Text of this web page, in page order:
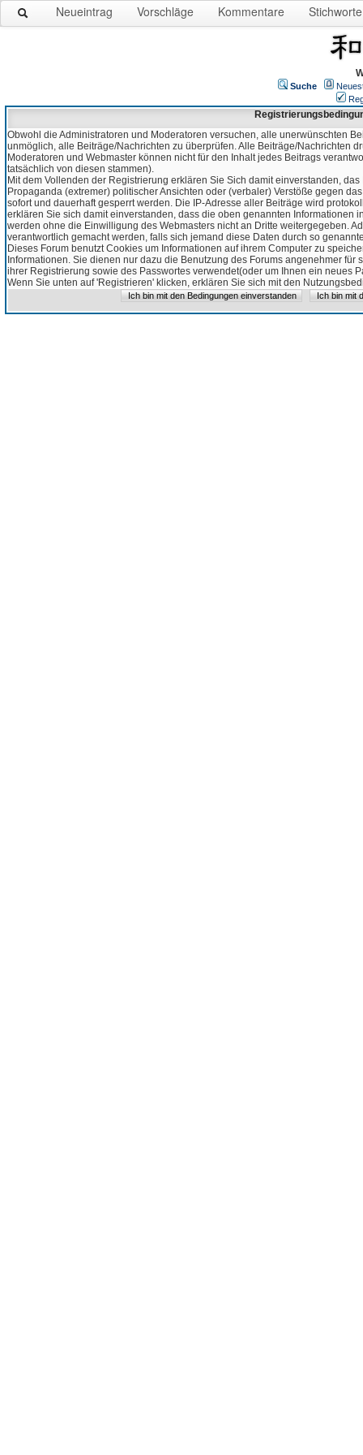
Neueintrag Vorschläge Kommentare Stichworte
Suche
Obwohl die Administratoren und Moderatoren versuchen, alle unerwünschten
unmöglich, alle Beiträge/Nachrichten zu überprüfen. Alle Beiträge/Nachrichten
Moderatoren und Webmaster können nicht für den Inhalt jedes Beitrags
tatsächlich von diesen stammen).
Mit dem Vollenden der Registrierung erklären Sie Sich damit einverstanden,
Propaganda (extremer) politischer Ansichten oder (verbaler) Verstöße gegen
sofort und dauerhaft gesperrt werden. Die IP-Adresse aller Beiträge wird
erklären Sie sich damit einverstanden, dass die oben genannten Informationen
werden ohne die Einwilligung des Webmasters nicht an Dritte weitergegeben.
verantwortlich gemacht werden, falls sich jemand diese Daten durch so
Dieses Forum benutzt Cookies um Informationen auf ihrem Computer zu
Informationen. Sie dienen nur dazu die Benutzung des Forums angenehmer
ihrer Registrierung sowie des Passwortes verwendet(oder um Ihnen ein neues
Wenn Sie unten auf 'Registrieren' klicken, erklären Sie sich mit den